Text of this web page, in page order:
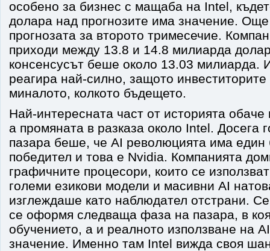
особено за бизнес с мащаба на Intel,
долара над прогнозите има значение.
прогнозата за второто тримесечие.
приходи между 13.8 и 14.8 милиарда
консенсусът беше около 13.03 милиарда.
реагира най-силно, защото инвеститорите
миналото, колкото бъдещето.
Най-интересната част от историята
а промяната в разказа около Intel. Досега
пазара беше, че AI революцията има един
победител и това е Nvidia. Компанията
графичните процесори, които се
големи езикови модели и масивни AI
изглеждаше като наблюдател отстрани.
се оформя следваща фаза на пазара, в
обучението, а и реалното използване на
значение. Именно там Intel вижда своя